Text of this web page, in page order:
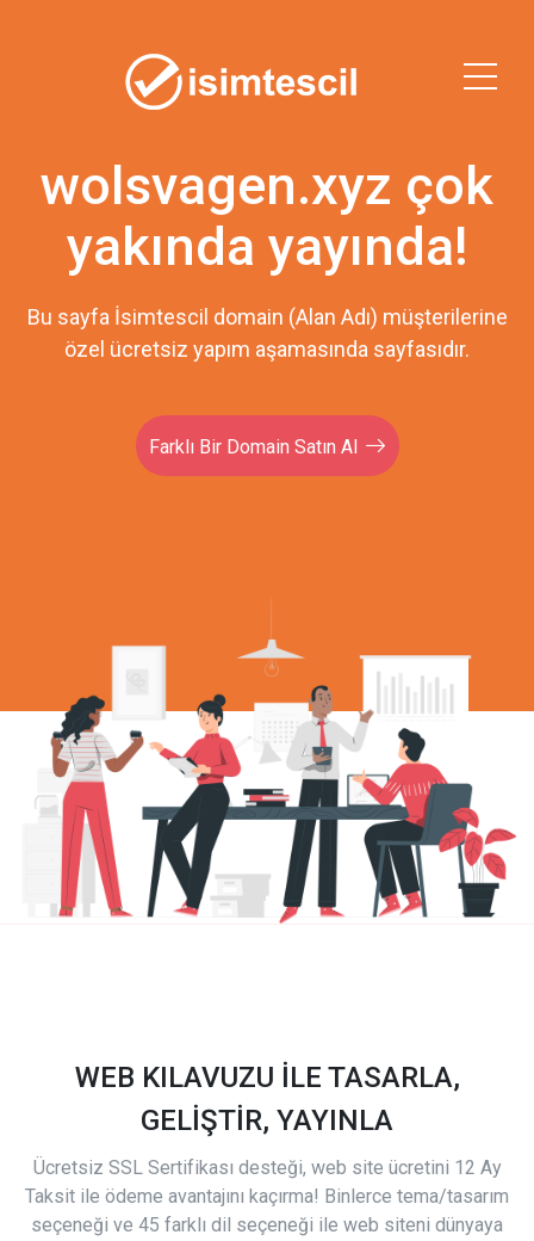
wolsvagen.xyz çok
yakında yayında!
Bu sayfa İsimtescil domain (Alan Adı) müşterilerine
özel ücretsiz yapım aşamasında sayfasıdır.
Farklı Bir Domain Satın Al
WEB KILAVUZU İLE TASARLA,
GELİŞTİR, YAYINLA
Ücretsiz SSL Sertifikası desteği, web site ücretini 12 Ay
Taksit ile ödeme avantajını kaçırma! Binlerce tema/tasarım
seçeneği ve 45 farklı dil seçeneği ile web siteni dünyaya